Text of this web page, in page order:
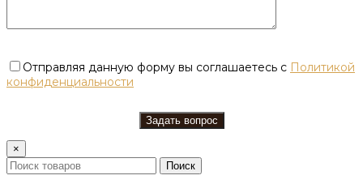
Отправляя данную форму вы соглашаетесь с Политикой
конфиденциальности
×
Поиск